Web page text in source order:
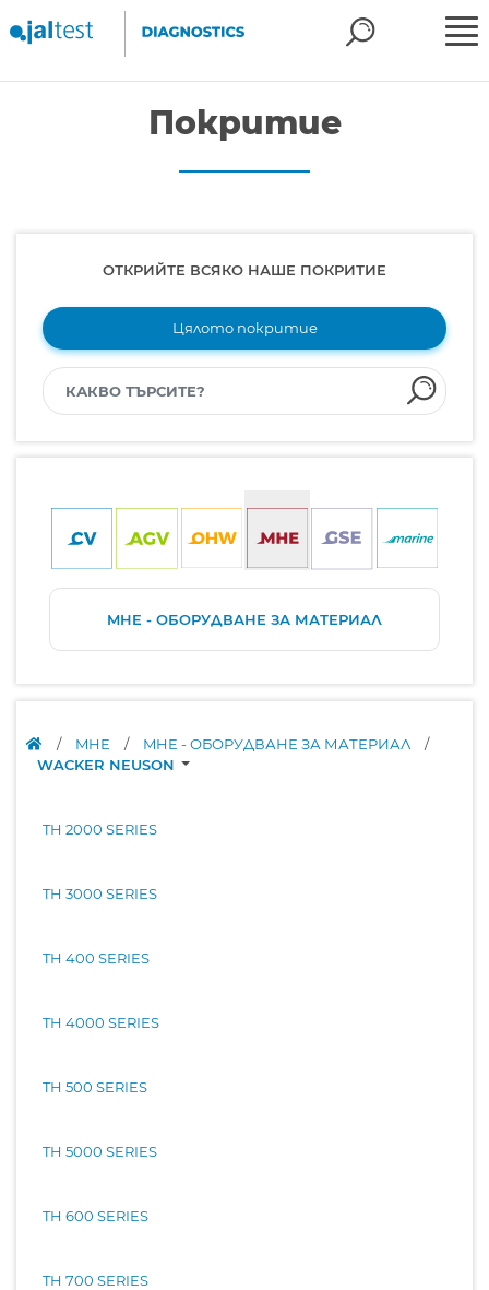
Покритие
ОТКРИЙТЕ ВСЯКО НАШЕ ПОКРИТИЕ
Цялото покритие
MHE - ОБОРУДВАНЕ ЗА МАТЕРИАЛ
/ MHE / MHE - ОБОРУДВАНЕ ЗА МАТЕРИАЛ
/
WACKER NEUSON
TH 2000 SERIES
TH 3000 SERIES
TH 400 SERIES
TH 4000 SERIES
TH 500 SERIES
TH 5000 SERIES
TH 600 SERIES
TH 700 SERIES